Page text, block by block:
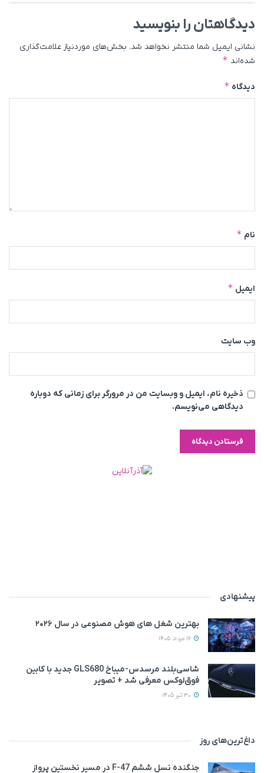
دیدگاهتان را بنویسید
نشانی ایمیل شما منتشر نخواهد شد. بخش‌های موردنیاز علامت‌گذاری
شده‌اند *
دیدگاه *
نام *
ایمیل *
وب‌ سایت
ذخیره نام، ایمیل و وبسایت من در مرورگر برای زمانی که دوباره
دیدگاهی می‌نویسم.
پیشنهادی
بهترین شغل های هوش مصنوعی در سال ۲۰۲۶
شاسی‌بلند مرسدس‌-میباخ GLS680 جدید با کابین
فوق‌لوکس معرفی شد + تصویر
داغ‌ترین‌های روز
جنگنده نسل ششم F-47 در مسیر نخستین پرواز